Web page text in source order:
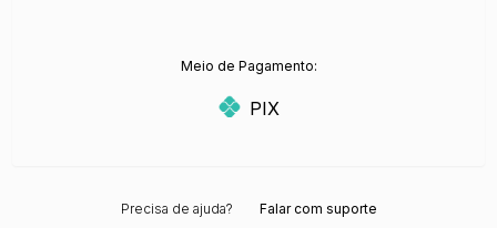
Meio de Pagamento:
PIX
Precisa de ajuda? Falar com suporte